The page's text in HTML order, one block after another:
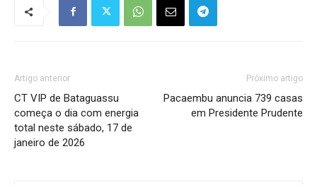
Artigo anterior
CT VIP de Bataguassu
começa o dia com energia
total neste sábado, 17 de
janeiro de 2026
Próximo artigo
Pacaembu anuncia 739 casas
em Presidente Prudente